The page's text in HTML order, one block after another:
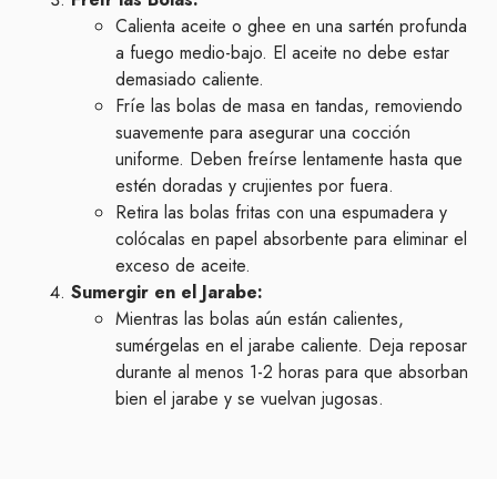
Calienta aceite o ghee en una sartén profunda
a fuego medio-bajo. El aceite no debe estar
demasiado caliente.
Fríe las bolas de masa en tandas, removiendo
suavemente para asegurar una cocción
uniforme. Deben freírse lentamente hasta que
estén doradas y crujientes por fuera.
Retira las bolas fritas con una espumadera y
colócalas en papel absorbente para eliminar el
exceso de aceite.
Sumergir en el Jarabe:
Mientras las bolas aún están calientes,
sumérgelas en el jarabe caliente. Deja reposar
durante al menos 1-2 horas para que absorban
bien el jarabe y se vuelvan jugosas.